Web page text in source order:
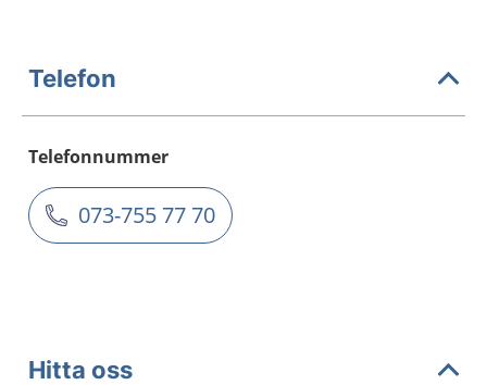
Telefon
Telefonnummer
073-755 77 70
Hitta oss